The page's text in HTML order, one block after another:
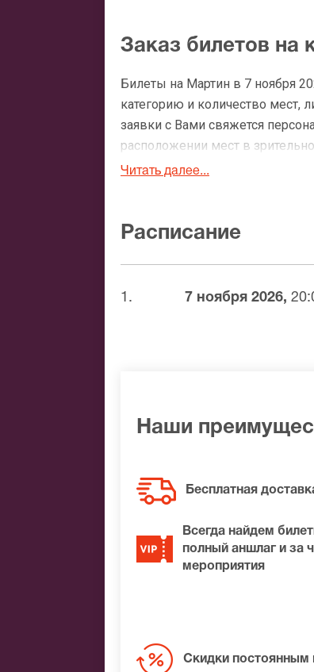
Заказ билетов на
Билеты на Мартин в 7 ноября
категорию и количество мест,
заявки с Вами свяжется
расположении мест в
После бронирования билетов,
доставка билетов
Вы можете с помощью:
Банковской картой
BitCoin
удалось найти нужные билеты
места по доступной цене.
Читать далее...
Расписание
1. 7 ноября 2026,
Наши
Бесплатная
Всегда найдем
полный аншлаг и за
мероприятия
Скидки постоянным